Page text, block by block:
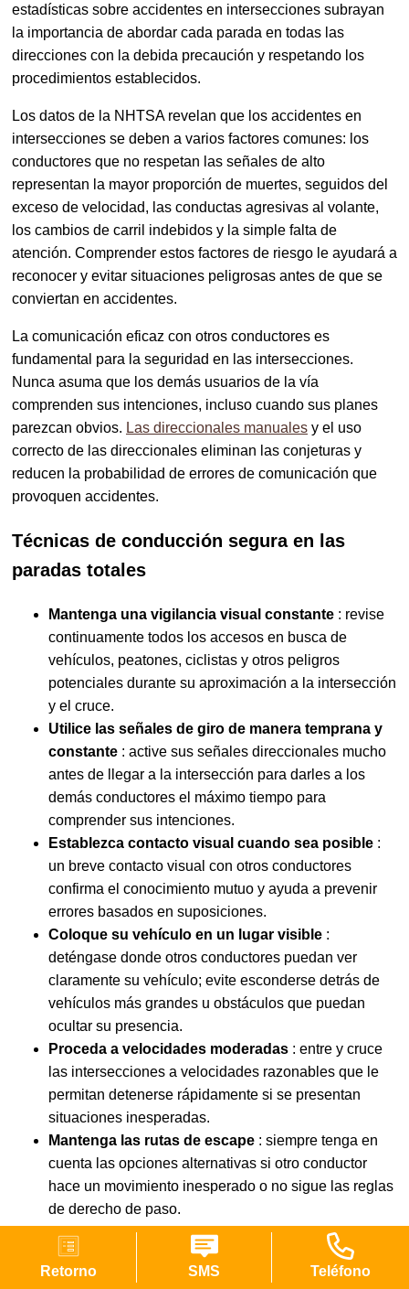
Retorno SMS Teléfono
estadísticas sobre accidentes en intersecciones subrayan
la importancia de abordar cada parada en todas las
direcciones con la debida precaución y respetando los
procedimientos establecidos.
Los datos de la NHTSA revelan que los accidentes en
intersecciones se deben a varios factores comunes: los
conductores que no respetan las señales de alto
representan la mayor proporción de muertes, seguidos del
exceso de velocidad, las conductas agresivas al volante,
los cambios de carril indebidos y la simple falta de
atención. Comprender estos factores de riesgo le ayudará a
reconocer y evitar situaciones peligrosas antes de que se
conviertan en accidentes.
La comunicación eficaz con otros conductores es
fundamental para la seguridad en las intersecciones.
Nunca asuma que los demás usuarios de la vía
comprenden sus intenciones, incluso cuando sus planes
parezcan obvios. Las direccionales manuales y el uso
correcto de las direccionales eliminan las conjeturas y
reducen la probabilidad de errores de comunicación que
provoquen accidentes.
Técnicas de conducción segura en las
paradas totales
Mantenga una vigilancia visual constante : revise
continuamente todos los accesos en busca de
vehículos, peatones, ciclistas y otros peligros
potenciales durante su aproximación a la intersección
y el cruce.
Utilice las señales de giro de manera temprana y
constante : active sus señales direccionales mucho
antes de llegar a la intersección para darles a los
demás conductores el máximo tiempo para
comprender sus intenciones.
Establezca contacto visual cuando sea posible :
un breve contacto visual con otros conductores
confirma el conocimiento mutuo y ayuda a prevenir
errores basados ​​en suposiciones.
Coloque su vehículo en un lugar visible :
deténgase donde otros conductores puedan ver
claramente su vehículo; evite esconderse detrás de
vehículos más grandes u obstáculos que puedan
ocultar su presencia.
Proceda a velocidades moderadas : entre y cruce
las intersecciones a velocidades razonables que le
permitan detenerse rápidamente si se presentan
situaciones inesperadas.
Mantenga las rutas de escape : siempre tenga en
cuenta las opciones alternativas si otro conductor
hace un movimiento inesperado o no sigue las reglas
de derecho de paso.
Cómo lidiar con conductores agresivos